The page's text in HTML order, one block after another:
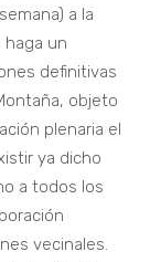
a la
haga un
definitivas
objeto
plenaria el
ya dicho
a todos los
vecinales.